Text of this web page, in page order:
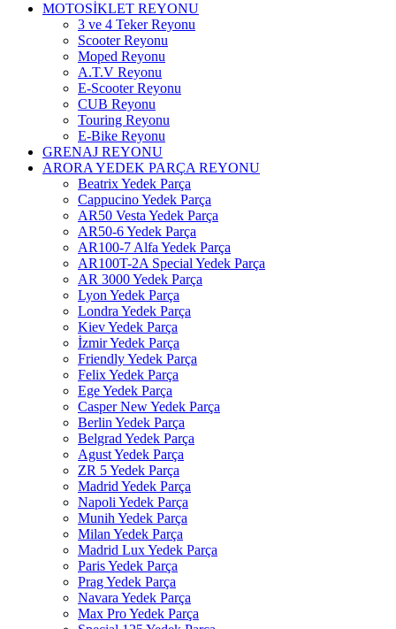
MOTOSİKLET REYONU
3 ve 4 Teker Reyonu
Scooter Reyonu
Moped Reyonu
A.T.V Reyonu
E-Scooter Reyonu
CUB Reyonu
Touring Reyonu
E-Bike Reyonu
GRENAJ REYONU
ARORA YEDEK PARÇA REYONU
Beatrix Yedek Parça
Cappucino Yedek Parça
AR50 Vesta Yedek Parça
AR50-6 Yedek Parça
AR100-7 Alfa Yedek Parça
AR100T-2A Special Yedek Parça
AR 3000 Yedek Parça
Lyon Yedek Parça
Londra Yedek Parça
Kiev Yedek Parça
İzmir Yedek Parça
Friendly Yedek Parça
Felix Yedek Parça
Ege Yedek Parça
Casper New Yedek Parça
Berlin Yedek Parça
Belgrad Yedek Parça
Agust Yedek Parça
ZR 5 Yedek Parça
Madrid Yedek Parça
Napoli Yedek Parça
Munih Yedek Parça
Milan Yedek Parça
Madrid Lux Yedek Parça
Paris Yedek Parça
Prag Yedek Parça
Navara Yedek Parça
Max Pro Yedek Parça